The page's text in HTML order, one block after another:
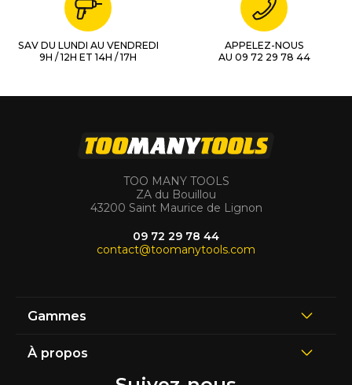
SAV DU LUNDI AU VENDREDI
9H / 12H ET 14H / 17H
APPELEZ-NOUS
AU 09 72 29 78 44
TOO MANY TOOLS
ZA du Bouillou
43200 Saint Maurice de Lignon
09 72 29 78 44
contact@toomanytools.com
Gammes
À propos